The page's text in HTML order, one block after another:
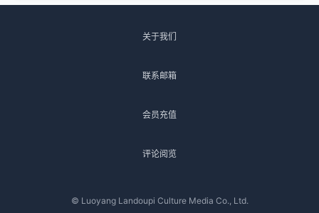
关于我们
联系邮箱
会员充值
评论阅览
© Luoyang Landoupi Culture Media Co., Ltd.